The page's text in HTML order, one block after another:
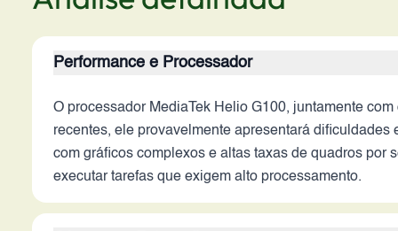
Performance e Processador
O processador MediaTek Helio G100, juntamente
recentes, ele provavelmente apresentará
com gráficos complexos e altas taxas de quadros por
executar tarefas que exigem alto processamento.